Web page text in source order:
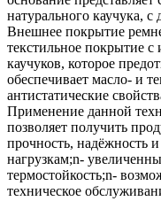
натурального каучука,
Внешнее покрытие
текстильное покрытие
каучуков, которое
обеспечивает масло- и
антистатические
Применение данной
позволяет получить
прочность, надёжность
нагрузкам;n-
термостойкость;n-
техническое